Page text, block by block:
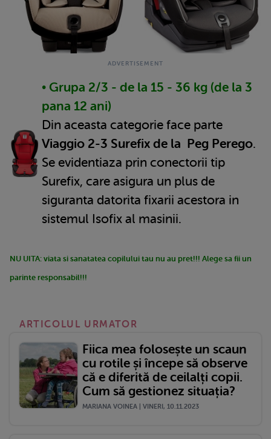
• Grupa 2/3 - de la 15 - 36 kg (de la 3
pana 12 ani)
Din aceasta categorie face parte
Viaggio 2-3 Surefix de la Peg Perego.
Se evidentiaza prin conectorii tip
Surefix, care asigura un plus de
siguranta datorita fixarii acestora in
sistemul Isofix al masinii.
NU UITA: viata si sanatatea copilului tau nu au pret!!! Alege sa fii un
parinte responsabil!!!
ARTICOLUL URMATOR
Fiica mea folosește un scaun
cu rotile și începe să observe
că e diferită de ceilalți copii.
Cum să gestionez situația?
MARIANA VOINEA | VINERI, 10.11.2023